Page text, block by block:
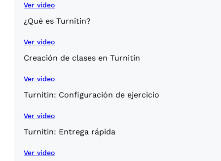
Ver video
¿Qué es Turnitin?
Ver video
Creación de clases en Turnitin
Ver video
Turnitin: Configuración de ejercicio
Ver video
Turnitin: Entrega rápida
Ver video